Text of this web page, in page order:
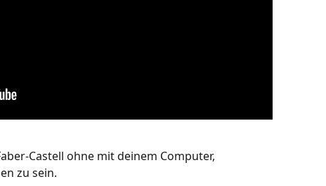
Castell ohne mit deinem Computer,
zu sein.